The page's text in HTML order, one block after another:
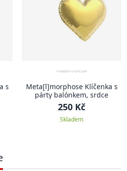
s
Meta[l]morphose Klíčenka s
párty balónkem, srdce
250 Kč
Skladem